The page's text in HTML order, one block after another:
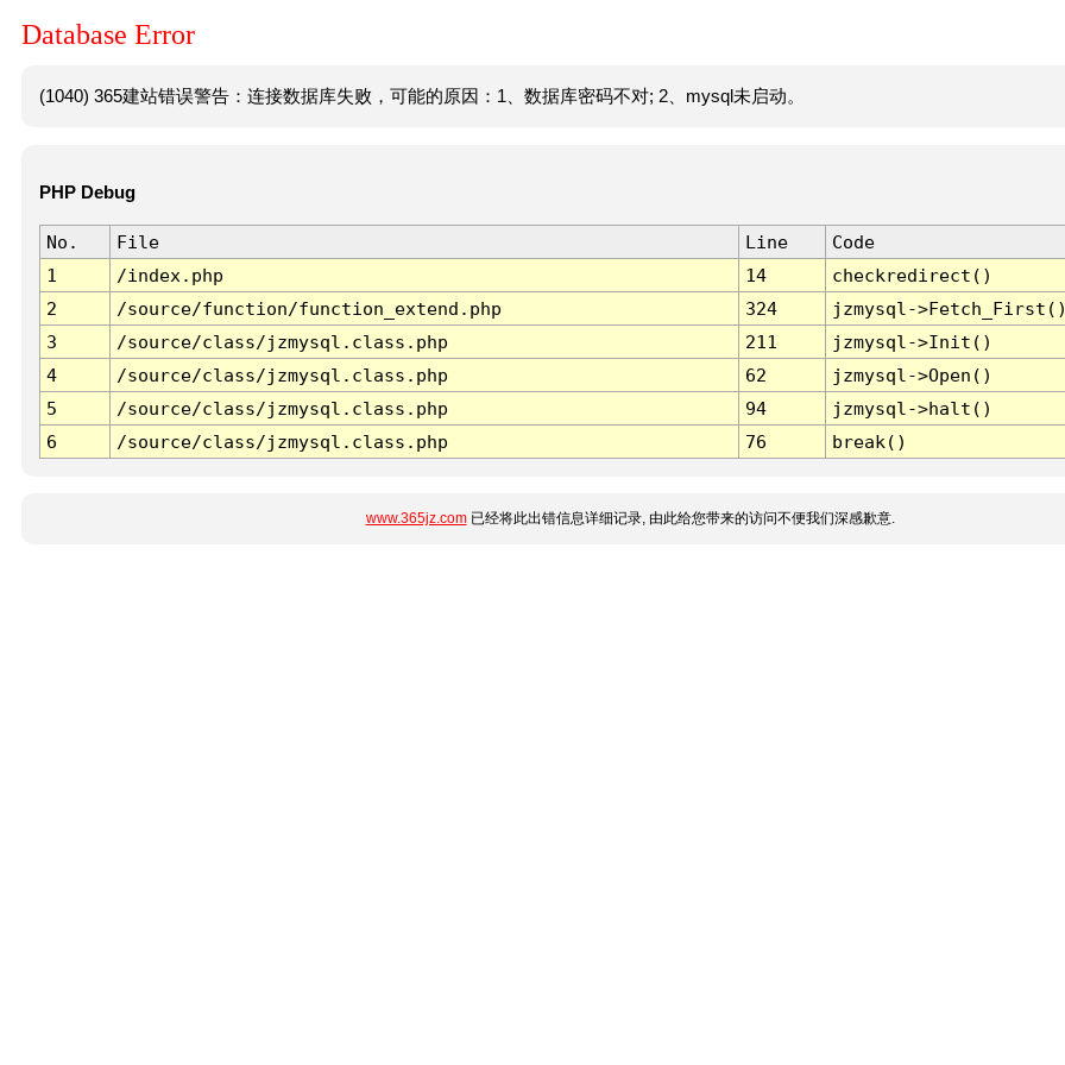
Database Error
(1040) 365建站错误警告：连接数据库失败，可能的原因：1、数据库密码不对; 2、mysql未启动。
PHP Debug
No. File Line
Code
1
/index.php 14
checkredirect()
2
/source/function/function_extend.php 324
jzmysql-
3
/source/class/jzmysql.class.php 211
jzmysql->Init()
4
/source/class/jzmysql.class.php 62
jzmysql->Open()
5
/source/class/jzmysql.class.php 94
jzmysql->halt()
6
/source/class/jzmysql.class.php 76 break()
www.365jz.com已经将此出错信息详细记录, 由此给您带来的访问不便我们深感歉意.